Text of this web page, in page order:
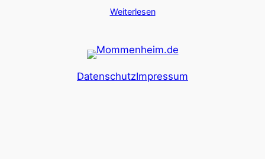
Weiterlesen
DatenschutzImpressum